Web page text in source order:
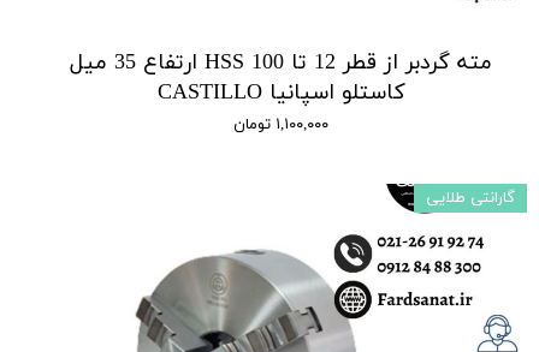
مته گردبر از قطر 12 تا 100 HSS ارتفاع 35 میل
کاستلو اسپانیا CASTILLO
۱,۱۰۰,۰۰۰ تومان
گارانتی طلایی